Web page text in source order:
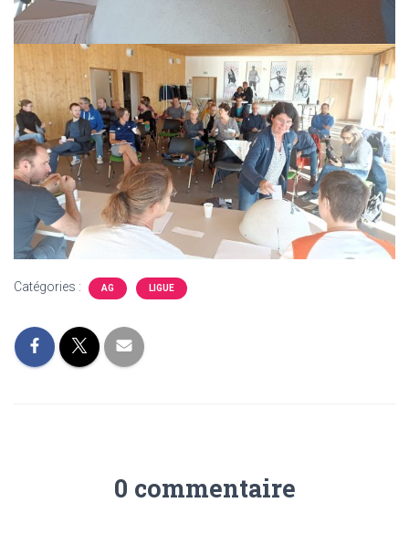
Catégories : AG LIGUE
0 commentaire